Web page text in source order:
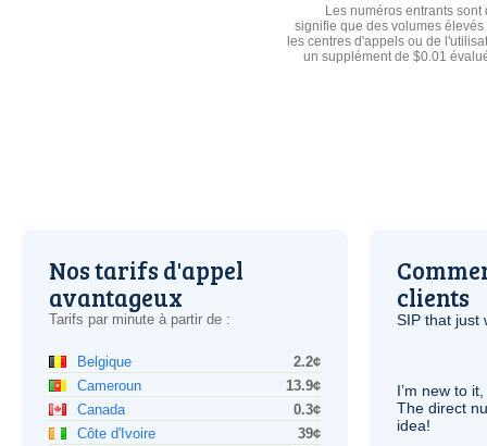
Les numéros entrants
signifie que des volumes
les centres d'appels ou de
un supplément de $0.01
Nos tarifs d'appel
avantageux
Tarifs par minute à partir de :
Belgique
2.2¢
Cameroun
13.9¢
Canada
0.3¢
Côte d'Ivoire
39¢
clients
SIP that just
I’m new to
The direct
idea!